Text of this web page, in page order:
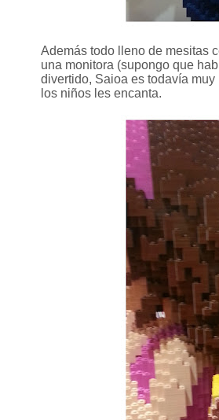
Además todo lleno de mesitas
una monitora (supongo que
divertido, Saioa es todavía
los niños les encanta.